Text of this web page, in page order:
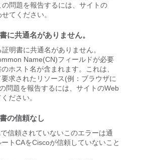
問題を報告するには、サイトの
てください。
に共通名がありません。
明書に共通名がありません。
Name(CN)フィールドが必要
ホスト名が含まれます。これは、
求されたリソース(例：ブラウザに
問題を報告するには、サイトのWeb
ださい。
の信頼なし
信頼されていないこのエラーは通
トCAをCiscoが信頼していないこと